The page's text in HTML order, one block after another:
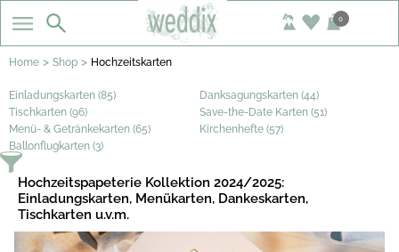
0
Home > Shop > Hochzeitskarten
Einladungskarten (85)
Danksagungskarten (44)
Tischkarten (96)
Save-the-Date Karten (51)
Menü- & Getränkekarten (65)
Kirchenhefte (57)
Ballonflugkarten (3)
Hochzeitspapeterie Kollektion 2024/2025:
Einladungskarten, Menükarten, Dankeskarten,
Tischkarten u.v.m.